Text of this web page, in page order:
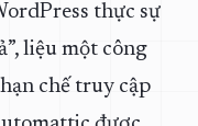
thực sự
liệu một công
chế truy cập